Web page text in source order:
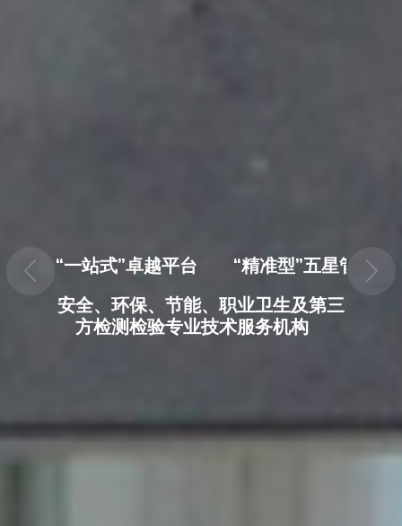
“一站式”卓越平台        “精准型”五星管家
安全、环保、节能、职业卫生及第三
方检测检验专业技术服务机构